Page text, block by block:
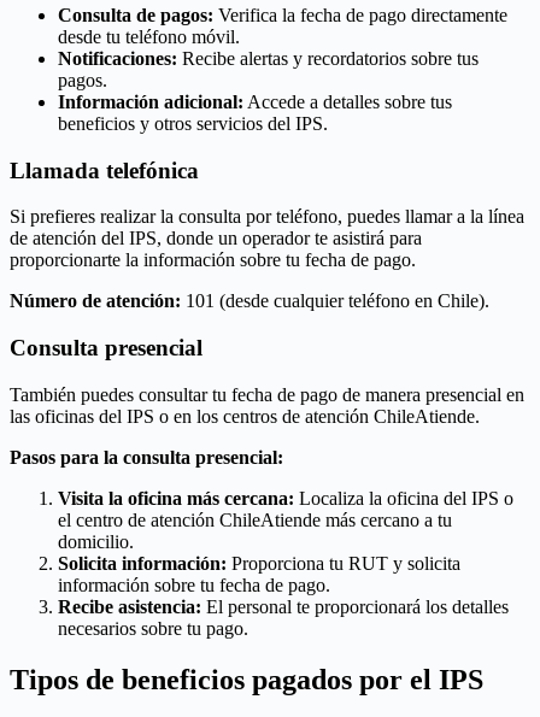
Consulta de pagos: Verifica la fecha de pago directamente
desde tu teléfono móvil.
Notificaciones: Recibe alertas y recordatorios sobre tus
pagos.
Información adicional: Accede a detalles sobre tus
beneficios y otros servicios del IPS.
Llamada telefónica
Si prefieres realizar la consulta por teléfono, puedes llamar a la línea
de atención del IPS, donde un operador te asistirá para
proporcionarte la información sobre tu fecha de pago.
Número de atención: 101 (desde cualquier teléfono en Chile).
Consulta presencial
También puedes consultar tu fecha de pago de manera presencial en
las oficinas del IPS o en los centros de atención ChileAtiende.
Pasos para la consulta presencial:
Visita la oficina más cercana: Localiza la oficina del IPS o
el centro de atención ChileAtiende más cercano a tu
domicilio.
Solicita información: Proporciona tu RUT y solicita
información sobre tu fecha de pago.
Recibe asistencia: El personal te proporcionará los detalles
necesarios sobre tu pago.
Tipos de beneficios pagados por el IPS